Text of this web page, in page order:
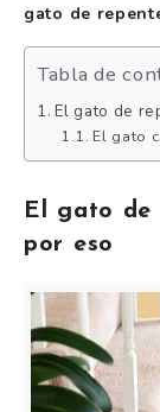
gato de
Tabla de
El gato de
El gato
El gato de
por eso